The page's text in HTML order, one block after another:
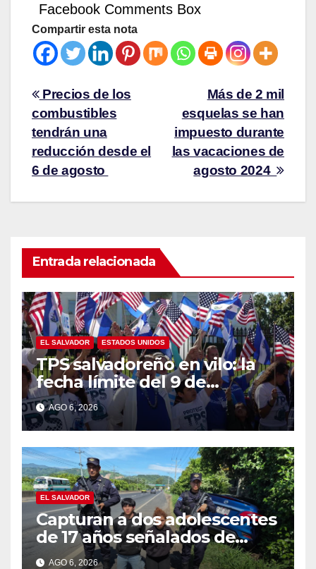
Facebook Comments Box
Compartir esta nota
Más de 2 mil
esquelas se han
impuesto durante
las vacaciones de
agosto 2024
Precios de los
combustibles
tendrán una
reducción desde el
6 de agosto
Entrada relacionada
EL SALVADOR ESTADOS UNIDOS
TPS salvadoreño en vilo: la
fecha límite del 9 de
septiembre se acerca sin
respuesta de Washington
AGO 6, 2026
EL SALVADOR
Capturan a dos adolescentes
de 17 años señalados de
intentar formar una pandilla
AGO 6, 2026